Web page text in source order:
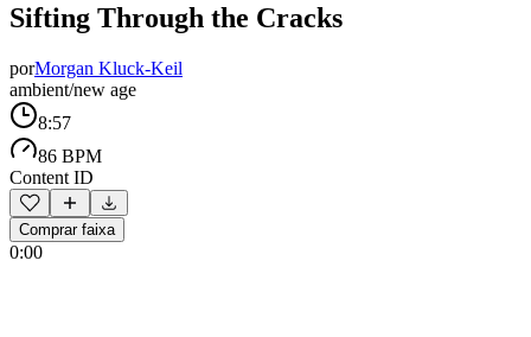
Sifting Through the Cracks
porMorgan Kluck-Keil
ambient/new age
8:57
86 BPM
Content ID
Comprar faixa
0:00